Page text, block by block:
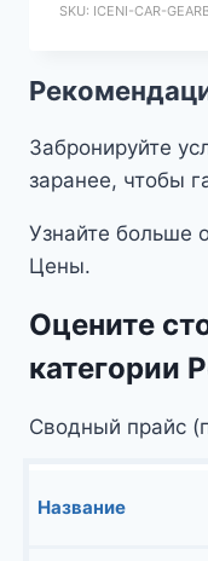
SKU: ICENI-CAR-
Забронируйте
заранее, чтобы
Узнайте больше
Цены.
Оцените
категории
Сводный прайс
Название